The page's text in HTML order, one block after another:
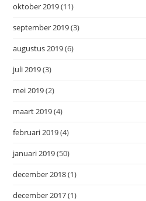
oktober 2019(11)
september 2019(3)
augustus 2019(6)
juli 2019(3)
mei 2019(2)
maart 2019(4)
februari 2019(4)
januari 2019(50)
december 2018(1)
december 2017(1)